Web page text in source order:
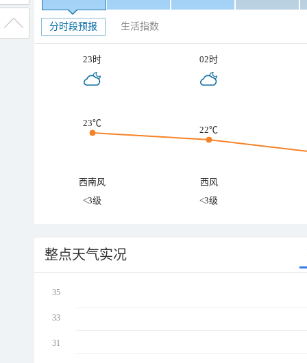
分时段预报 生活指数
23时 02时
23℃
22℃
西南风
西风
<3级
<3级
整点天气实况
35
33
31